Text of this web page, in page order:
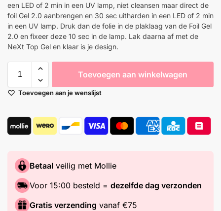
een LED of 2 min in een UV lamp, niet cleansen maar direct de
foil Gel 2.0 aanbrengen en 30 sec uitharden in een LED of 2 min
in een UV lamp. Druk dan de folie in de plaklaag van de Foil Gel
2.0 en fixeer deze 10 sec in de lamp. Lak daarna af met de
NeXt Top Gel en klaar is je design.
Toevoegen aan winkelwagen
Toevoegen aan je wenslijst
Betaal veilig met Mollie
Voor 15:00 besteld = dezelfde dag verzonden
Gratis verzending vanaf €75